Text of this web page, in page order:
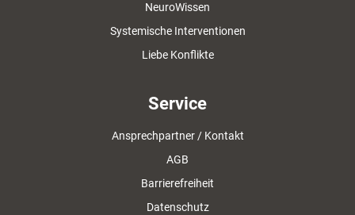
NeuroWissen
Systemische Interventionen
Liebe Konflikte
Service
Ansprechpartner / Kontakt
AGB
Barrierefreiheit
Datenschutz